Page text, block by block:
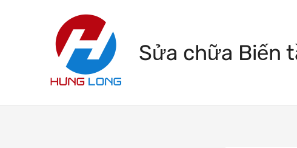
Sửa chữa Biến